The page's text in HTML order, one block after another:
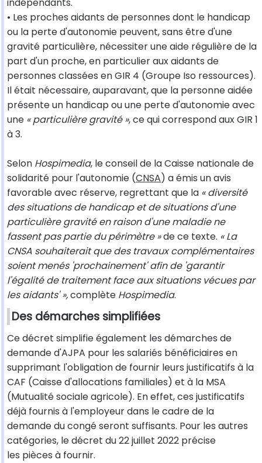
• Les proches aidants de personnes dont le handicap
ou la perte d'autonomie peuvent, sans être d'une
gravité particulière, nécessiter une aide régulière de la
part d'un proche, en particulier aux aidants de
personnes classées en GIR 4 (Groupe Iso ressources).
Il était nécessaire, auparavant, que la personne aidée
présente un handicap ou une perte d'autonomie avec
une « particulière gravité », ce qui correspond aux GIR 1
à 3.
Selon Hospimedia, le conseil de la Caisse nationale de
solidarité pour l'autonomie (CNSA) a émis un avis
favorable avec réserve, regrettant que la « diversité
des situations de handicap et de situations d'une
particulière gravité en raison d'une maladie ne
fassent pas partie du périmètre »de ce texte. « La
CNSA souhaiterait que des travaux complémentaires
soient menés 'prochainement' afin de 'garantir
l'égalité de traitement face aux situations vécues par
les aidants' »,complète Hospimedia.
Des démarches simplifiées
Ce décret simplifie également les démarches de
demande d'AJPA pour les salariés bénéficiaires en
supprimant l'obligation de fournir leurs justificatifs à la
CAF (Caisse d'allocations familiales) et à la MSA
(Mutualité sociale agricole). En effet, ces justificatifs
déjà fournis à l'employeur dans le cadre de la
demande du congé seront suffisants. Pour les autres
catégories, le décret du 22 juillet 2022 précise
les pièces à fournir.